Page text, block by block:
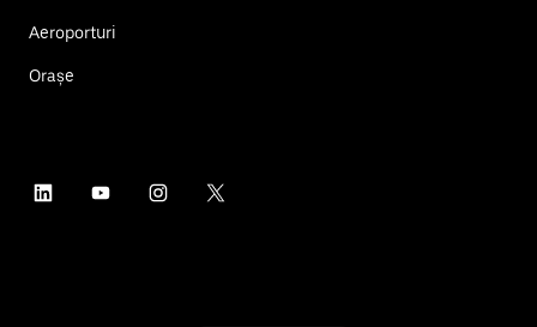
Aeroporturi
Orașe